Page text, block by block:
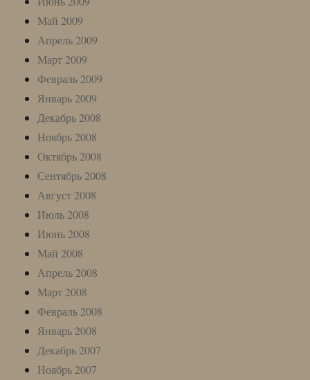
Май 2009
Апрель 2009
Март 2009
Февраль 2009
Январь 2009
Декабрь 2008
Ноябрь 2008
Октябрь 2008
Сентябрь 2008
Август 2008
Июль 2008
Июнь 2008
Май 2008
Апрель 2008
Март 2008
Февраль 2008
Январь 2008
Декабрь 2007
Ноябрь 2007